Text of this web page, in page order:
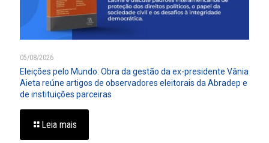
05/08/2026
Eleições pelo Mundo: Obra da gestão da ex-presidente Vânia
Aieta reúne artigos de observadores eleitorais da Abradep e
de instituições parceiras
Leia mais